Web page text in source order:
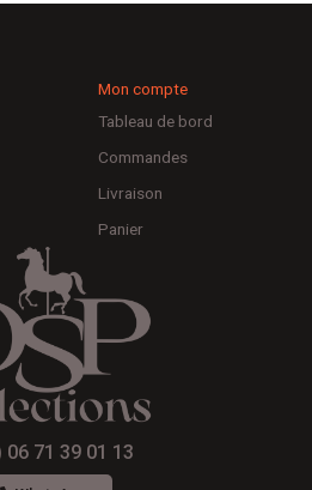
Mon compte
Tableau de bord
Commandes
Livraison
Panier
06 71 39 01 13